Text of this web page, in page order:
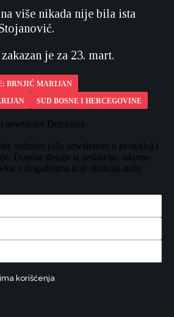
više nikada nije bila ista
je za 23. mart.
BRNJIĆ MARIJAN
SUD BOSNE I HERCEGOVINE
newsletter Detektora
sedmice pišu newslettere o protekloj i
Donose detalje iz redakcije, iskrene
o događajima koji oblikuju našu
korišćenja